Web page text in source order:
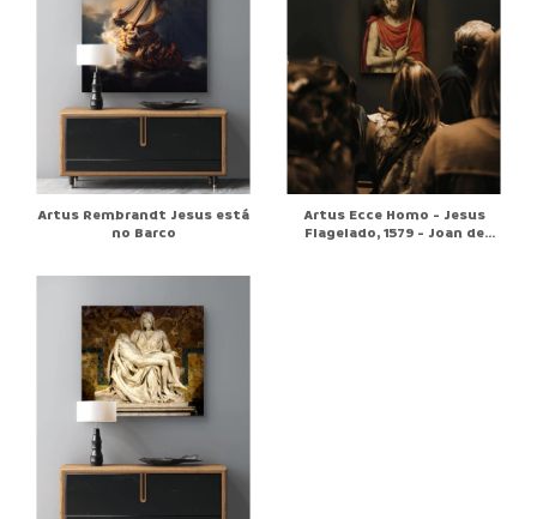
Artus Rembrandt Jesus está
no Barco
Artus Ecce Homo - Jesus
Flagelado, 1579 - Joan de